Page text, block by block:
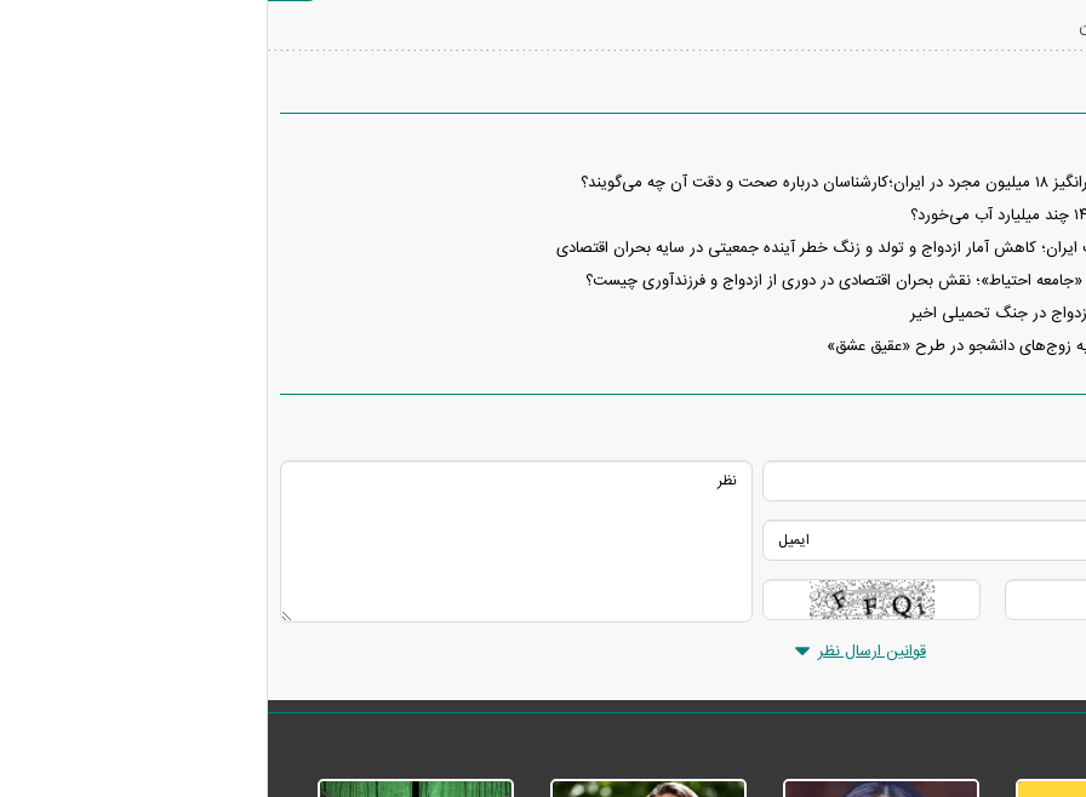
گزارش
آن چه می‌گویند؟
کاهش آمار ازدواج و تولد و زنگ خطر آینده جمعیتی در سایه بحران اقتصادی
«جامعه احتیاط»؛ نقش بحران اقتصادی در دوری از ازدواج و فرزندآوری چیست؟
زوج‌های دانشجو در طرح «عقیق عشق»
قوانین ارسال نظر